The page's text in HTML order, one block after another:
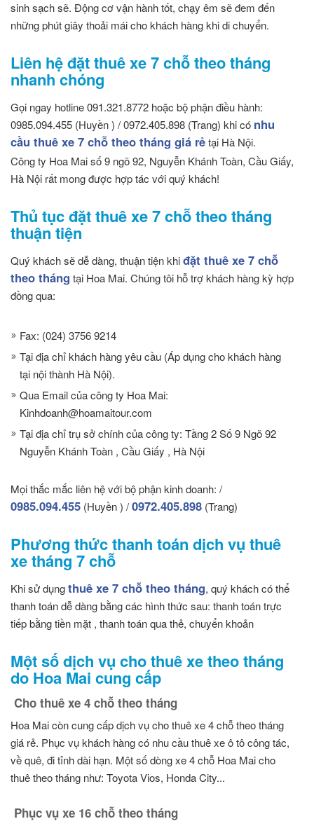
sinh sạch sẽ. Động cơ vận hành tốt, chạy êm sẽ đem đến
những phút giây thoải mái cho khách hàng khi di chuyển.
Liên hệ đặt thuê xe 7 chỗ theo tháng
nhanh chóng
Gọi ngay hotline 091.321.8772 hoặc bộ phận điều hành:
0985.094.455 (Huyền ) / 0972.405.898 (Trang) khi có nhu
cầu thuê xe 7 chỗ theo tháng giá rẻtại Hà Nội.
Công ty Hoa Mai số 9 ngõ 92, Nguyễn Khánh Toàn, Cầu Giấy,
Hà Nội rất mong được hợp tác với quý khách!
Thủ tục đặt thuê xe 7 chỗ theo tháng
thuận tiện
Quý khách sẽ dễ dàng, thuận tiện khiđặt thuê xe 7 chỗ
theo tháng tại Hoa Mai. Chúng tôi hỗ trợ khách hàng kỳ hợp
đồng qua:
Fax: (024) 3756 9214
Tại địa chỉ khách hàng yêu cầu (Áp dụng cho khách hàng
tại nội thành Hà Nội).
Qua Email của công ty Hoa Mai:
Kinhdoanh@hoamaitour.com
Tại địa chỉ trụ sở chính của công ty: Tầng 2 Số 9 Ngõ 92
Nguyễn Khánh Toàn , Cầu Giấy , Hà Nội
Mọi thắc mắc liên hệ với bộ phận kinh doanh: /
0985.094.455 (Huyền ) /0972.405.898 (Trang)
Phương thức thanh toán dịch vụ thuê
xe tháng 7 chỗ
Khi sử dụngthuê xe 7 chỗ theo tháng, quý khách có thể
thanh toán dễ dàng bằng các hình thức sau: thanh toán trực
tiếp bằng tiền mặt , thanh toán qua thẻ, chuyển khoản
Một số dịch vụ cho thuê xe theo tháng
do Hoa Mai cung cấp
Cho thuê xe 4 chỗ theo tháng
Hoa Mai còn cung cấp dịch vụ cho thuê xe 4 chỗ theo tháng
giá rẻ. Phục vụ khách hàng có nhu cầu thuê xe ô tô công tác,
về quê, đi tỉnh dài hạn. Một số dòng xe 4 chỗ Hoa Mai cho
thuê theo tháng như: Toyota Vios, Honda City...
Phục vụ xe 16 chỗ theo tháng